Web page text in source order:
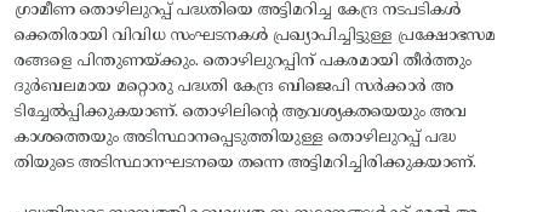
ഗ്രാമീണ തൊഴിലുറപ്പ്‌ പദ്ധതിയെ അട്ടിമറിച്ച കേന്ദ്ര നടപടികൾ
ക്കെതിരായി വിവിധ സംഘടനകൾ പ്രഖ്യാപിച്ചിട്ടുള്ള പ്രക്ഷോഭസമ
രങ്ങളെ പിന്തുണയ്‌ക്കും. തൊഴിലുറപ്പിന്‌ പകരമായി തീർത്തും
ദുർബലമായ മറ്റൊരു പദ്ധതി കേന്ദ്ര ബിജെപി സർക്കാർ അ
ടിച്ചേൽപ്പിക്കുകയാണ്‌. തൊഴിലിന്റെ ആവശ്യകതയെയും അവ
കാശത്തെയും അടിസ്ഥാനപ്പെടുത്തിയുള്ള തൊഴിലുറപ്പ്‌ പദ്ധ
തിയുടെ അടിസ്ഥാനഘടനയെ തന്നെ അട്ടിമറിച്ചിരിക്കുകയാണ്‌.